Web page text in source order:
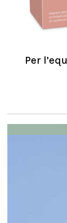
Per